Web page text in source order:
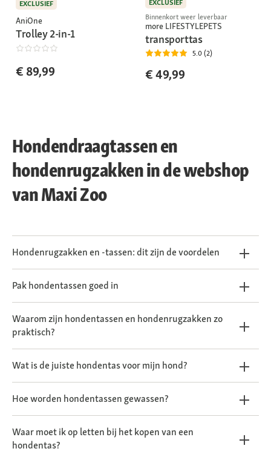
EXCLUSIEF
AniOne
Trolley 2-in-1
€ 89,99
EXCLUSIEF
Binnenkort weer leverbaar
more LIFESTYLEPETS
transporttas
5.0 (2)
€ 49,99
Hondendraagtassen en
hondenrugzakken in de webshop
van Maxi Zoo
Hondenrugzakken en -tassen: dit zijn de voordelen
Pak hondentassen goed in
Waarom zijn hondentassen en hondenrugzakken zo
praktisch?
Wat is de juiste hondentas voor mijn hond?
Hoe worden hondentassen gewassen?
Waar moet ik op letten bij het kopen van een
hondentas?